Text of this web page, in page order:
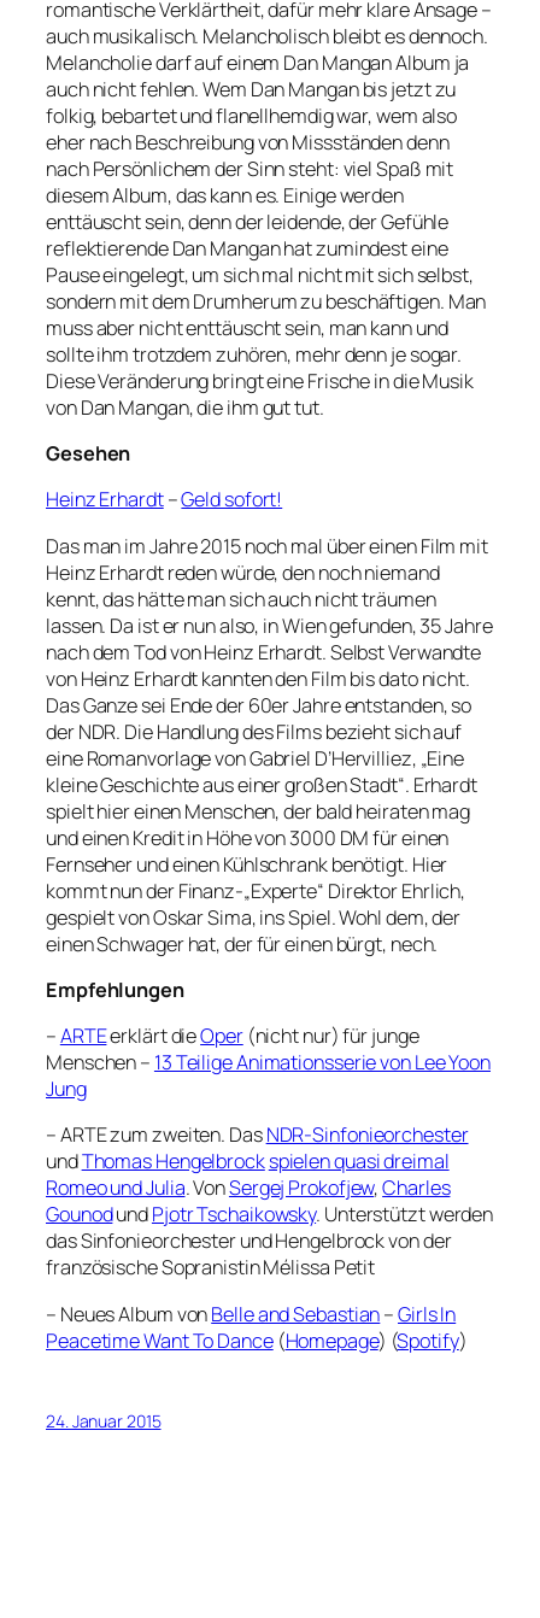
romantische Verklärtheit, dafür mehr klare Ansage –
auch musikalisch. Melancholisch bleibt es dennoch.
Melancholie darf auf einem Dan Mangan Album ja
auch nicht fehlen. Wem Dan Mangan bis jetzt zu
folkig, bebartet und flanellhemdig war, wem also
eher nach Beschreibung von Missständen denn
nach Persönlichem der Sinn steht: viel Spaß mit
diesem Album, das kann es. Einige werden
enttäuscht sein, denn der leidende, der Gefühle
reflektierende Dan Mangan hat zumindest eine
Pause eingelegt, um sich mal nicht mit sich selbst,
sondern mit dem Drumherum zu beschäftigen. Man
muss aber nicht enttäuscht sein, man kann und
sollte ihm trotzdem zuhören, mehr denn je sogar.
Diese Veränderung bringt eine Frische in die Musik
von Dan Mangan, die ihm gut tut.
Gesehen
Heinz Erhardt–Geld sofort!
Das man im Jahre 2015 noch mal über einen Film mit
Heinz Erhardt reden würde, den noch niemand
kennt, das hätte man sich auch nicht träumen
lassen. Da ist er nun also, in Wien gefunden, 35 Jahre
nach dem Tod von Heinz Erhardt. Selbst Verwandte
von Heinz Erhardt kannten den Film bis dato nicht.
Das Ganze sei Ende der 60er Jahre entstanden, so
der NDR. Die Handlung des Films bezieht sich auf
eine Romanvorlage von Gabriel D’Hervilliez, „Eine
kleine Geschichte aus einer großen Stadt“. Erhardt
spielt hier einen Menschen, der bald heiraten mag
und einen Kredit in Höhe von 3000 DM für einen
Fernseher und einen Kühlschrank benötigt. Hier
kommt nun der Finanz-„Experte“ Direktor Ehrlich,
gespielt von Oskar Sima, ins Spiel. Wohl dem, der
einen Schwager hat, der für einen bürgt, nech.
Empfehlungen
–ARTEerklärt dieOper(nicht nur) für junge
Menschen – 13 Teilige Animationsserie von Lee Yoon
Jung
– ARTE zum zweiten. DasNDR-Sinfonieorchester
undThomas Hengelbrockspielen quasi dreimal
Romeo und Julia. VonSergej Prokofjew,Charles
GounodundPjotr Tschaikowsky. Unterstützt werden
das Sinfonieorchester und Hengelbrock von der
französische Sopranistin Mélissa Petit
– Neues Album vonBelle and Sebastian–Girls In
Peacetime Want To Dance(Homepage) (Spotify)
24. Januar 2015